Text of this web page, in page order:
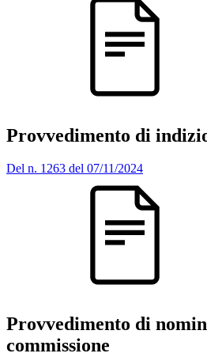
Provvedimento di
Del n. 1263 del 07/11/2024
Provvedimento di
commissione